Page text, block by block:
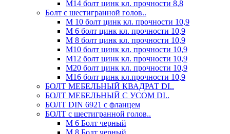
М14 болт цинк кл. прочности 8,8
Болт с шестигранной голов..
М 10 болт цинк кл. прочности 10,9
М 6 болт цинк кл. прочности 10,9
М 8 болт цинк кл. прочности 10,9
М10 болт цинк кл. прочности 10,9
М12 болт цинк кл. прочности 10,9
М20 болт цинк кл. прочности 10,9
М16 болт цинк кл.прочности 10,9
БОЛТ МЕБЕЛЬНЫЙ КВАДРАТ DI..
БОЛТ МЕБЕЛЬНЫЙ С УСОМ DI..
БОЛТ DIN 6921 c фланцем
БОЛТ с шестигранной голов..
М 6 Болт черный
М 8 Болт черный